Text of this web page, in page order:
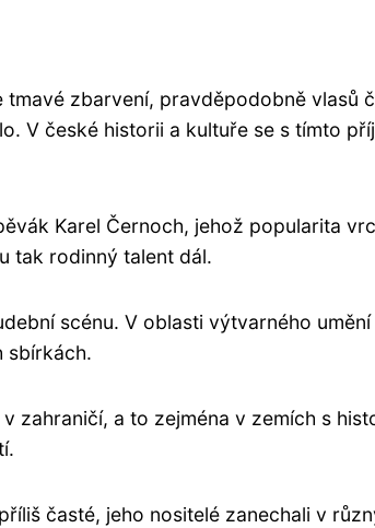
zbarvení, pravděpodobně vlasů
V české historii a kultuře se s tímto
Karel Černoch, jehož popularita
tak rodinný talent dál.
scénu. V oblasti výtvarného
sbírkách.
zahraničí, a to zejména v zemích s
časté, jeho nositelé zanechali v